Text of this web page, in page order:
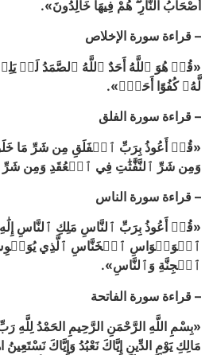
أَصْحَابُ النَّارِ ۖ هُمْ فِيهَا خَالِدُونَ».
– قراءة سورة الإخلاص
«قُلۡ هُوَ ٱللَّهُ أَحَدٌ ٱللَّهُ ٱلصَّمَدُ لَمۡ
لَّهُۥ كُفُوًا أَحَدُۢ».
– قراءة سورة الفلق
«قُلۡ أَعُوذُ بِرَبِّ ٱلۡفَلَقِ مِن شَرِّ مَا
وَمِن شَرِّ ٱلنَّفَّٰثَٰتِ فِي ٱلۡعُقَدِ وَمِن شَرِّ
– قراءة سورة الناس
«قُلۡ أَعُوذُ بِرَبِّ ٱلنَّاسِ مَلِكِ ٱلنَّاسِ
ٱلۡوَسۡوَاسِ ٱلۡخَنَّاسِ ٱلَّذِي
ٱلۡجِنَّةِ وَٱلنَّاسِ».
– قراءة سورة الفاتحة
«بِسْمِ اللَّهِ الرَّحْمَنِ الرَّحِيمِ الحَمْدُ لِلَّهِ
مَالِكِ يَوْمِ الدِّينِ إِيَّاكَ نَعْبُدُ وَإِيَّاكَ